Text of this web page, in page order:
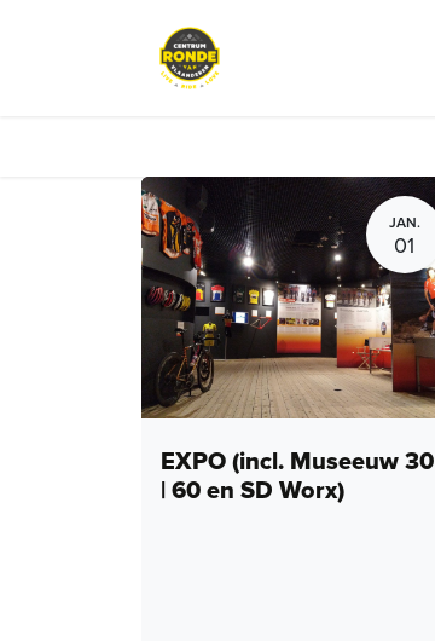
JAN.
01
EXPO (incl. Museeuw 30
| 60 en SD Worx)